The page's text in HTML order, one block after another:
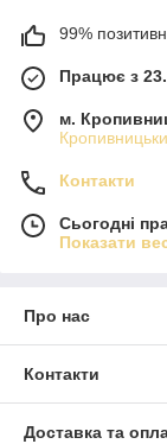
99%
Працює з
м.
Контакти
Сьогодні
Показати
Про нас
Контакти
Доставка та